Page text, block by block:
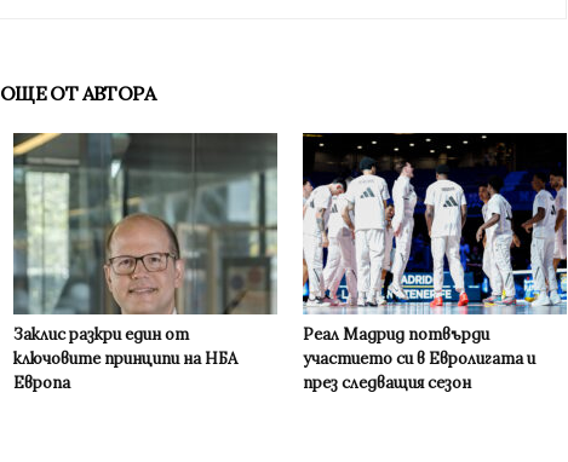
ОЩЕ ОТ АВТОРА
Заклис разкри един от
ключовите принципи на НБА
Европа
Реал Мадрид потвърди
участието си в Евролигата и
през следващия сезон